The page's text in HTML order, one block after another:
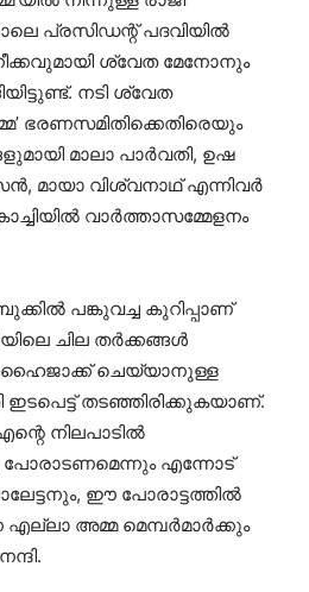
പ്രസിഡന്റ് പദവിയില്‍
ശ്വേത മേനോനും
നടി ശ്വേത
ഭരണസമിതിക്കെതിരെയും
മാലാ പാർവതി, ഉഷ
വിശ്വനാഥ് എന്നിവർ
വാർത്താസമ്മേളനം
പങ്കുവച്ച കുറിപ്പാണ്
ചില തർക്കങ്ങൾ
ഹൈജാക്ക് ചെയ്യാനുള്ള
ഇടപെട്ട് തടഞ്ഞിരിക്കുകയാണ്.
നിലപാടിൽ
പോരാടണമെന്നും എന്നോട്
ഈ പോരാട്ടത്തിൽ
എല്ലാ അമ്മ മെമ്പർമാർക്കും